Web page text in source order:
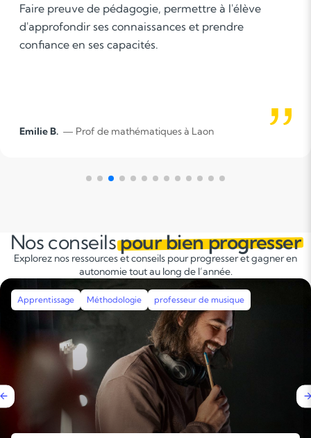
pédagogie, permettre à l'élève
connaissances et prendre
capacités.
mathématiques à Laon
Nos conseilspour bien progresser
Explorez nos ressources et conseils pour progresser et gagner en
autonomie tout au long de l’année.
Apprentissage Méthodologie professeur de musique